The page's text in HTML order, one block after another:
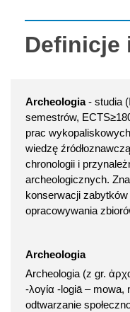
Definicje
Archeologia- studia
semestrów,
prac
wiedzę
chronologii i
archeologicznych.
konserwacji
opracowywania
Archeologia
Archeologia (z gr.
-λογία -logiā –
odtwarzanie